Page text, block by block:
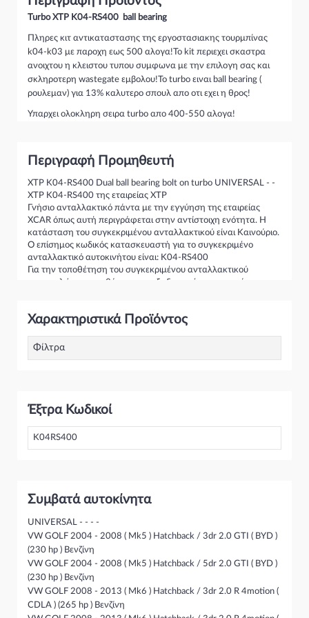
Turbo XTP K04-RS400 ball bearing
Πληρες κιτ αντικαταστασης της εργοστασιακης τουρμπίνας
k04-k03 με παροχη εως 500 αλογα!Το kit περιεχει σκαστρα
ανοιχτου η κλειστου τυπου συμφωνα με την επιλογη σας και
σκληροτερη wastegate εμβολου!Το turbo ειναι ball bearing (
ρουλεμαν) για 13% καλυτερο σπουλ απο οτι εχει η θρος!
Υπαρχει ολοκληρη σειρα turbo απο 400-550 αλογα!
Περιγραφή Προμηθευτή
XTP K04-RS400 Dual ball bearing bolt on turbo UNIVERSAL - -
XTP K04-RS400 της εταιρείας XTP
Γνήσιο ανταλλακτικό πάντα με την εγγύηση της εταιρείας
XCAR όπως αυτή περιγράφεται στην αντίστοιχη ενότητα. Η
κατάσταση του συγκεκριμένου ανταλλακτικού είναι Καινούριο.
Ο επίσημος κωδικός κατασκευαστή για το συγκεκριμένο
ανταλλακτικό αυτοκινήτου είναι: K04-RS400
Για την τοποθέτηση του συγκεκριμένου ανταλλακτικού
παρακαλώ να απευθύνεστε σε εξειδικευμένο συνεργείο.
επικοινωνήσετε μαζί μας και θα σας κατατοπίσουμε πλήρως
γενικότερα για την κατηγορία Κινητήρας & Εξαρτήματα
Χαρακτηριστικά Προϊόντος
Φίλτρα
Έξτρα Κωδικοί
K04RS400
Συμβατά αυτοκίνητα
UNIVERSAL - - - -
VW GOLF 2004 - 2008 ( Mk5 ) Hatchback / 3dr 2.0 GTI ( BYD )
(230 hp ) Βενζίνη
VW GOLF 2004 - 2008 ( Mk5 ) Hatchback / 5dr 2.0 GTI ( BYD )
(230 hp ) Βενζίνη
VW GOLF 2008 - 2013 ( Mk6 ) Hatchback / 3dr 2.0 R 4motion (
CDLA ) (265 hp ) Βενζίνη